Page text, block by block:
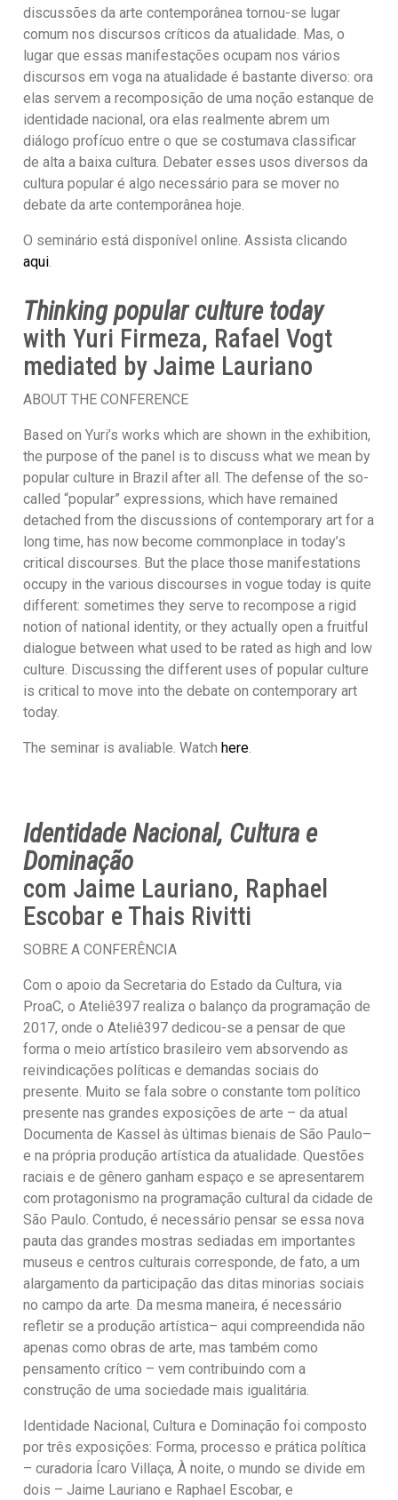
discussões da arte contemporânea tornou-se lugar
comum nos discursos críticos da atualidade. Mas, o
lugar que essas manifestações ocupam nos vários
discursos em voga na atualidade é bastante diverso: ora
elas servem a recomposição de uma noção estanque de
identidade nacional, ora elas realmente abrem um
diálogo profícuo entre o que se costumava classificar
de alta a baixa cultura. Debater esses usos diversos da
cultura popular é algo necessário para se mover no
debate da arte contemporânea hoje.
O seminário está disponível online. Assista clicando
aqui
Thinking popular culture today
with Yuri Firmeza, Rafael Vogt
mediated by Jaime Lauriano
ABOUT THE CONFERENCE
Based on Yuri’s works which are shown in the exhibition,
the purpose of the panel is to discuss what we mean by
popular culture in Brazil after all. The defense of the so-
called “popular” expressions, which have remained
detached from the discussions of contemporary art for a
long time, has now become commonplace in today’s
critical discourses. But the place those manifestations
occupy in the various discourses in vogue today is quite
different: sometimes they serve to recompose a rigid
notion of national identity, or they actually open a fruitful
dialogue between what used to be rated as high and low
culture. Discussing the different uses of popular culture
is critical to move into the debate on contemporary art
today.
The seminar is avaliable. Watch here.
Identidade Nacional, Cultura e
Dominação
com Jaime Lauriano, Raphael
Escobar e Thais Rivitti
SOBRE A CONFERÊNCIA
Com o apoio da Secretaria do Estado da Cultura, via
ProaC, o Ateliê397 realiza o balanço da programação de
2017, onde o Ateliê397 dedicou-se a pensar de que
forma o meio artístico brasileiro vem absorvendo as
reivindicações políticas e demandas sociais do
presente. Muito se fala sobre o constante tom político
presente nas grandes exposições de arte – da atual
Documenta de Kassel às últimas bienais de São Paulo–
e na própria produção artística da atualidade. Questões
raciais e de gênero ganham espaço e se apresentarem
com protagonismo na programação cultural da cidade de
São Paulo. Contudo, é necessário pensar se essa nova
pauta das grandes mostras sediadas em importantes
museus e centros culturais corresponde, de fato, a um
alargamento da participação das ditas minorias sociais
no campo da arte. Da mesma maneira, é necessário
refletir se a produção artística– aqui compreendida não
apenas como obras de arte, mas também como
pensamento crítico – vem contribuindo com a
construção de uma sociedade mais igualitária.
Identidade Nacional, Cultura e Dominação foi composto
por três exposições: Forma, processo e prática política
– curadoria Ícaro Villaça, À noite, o mundo se divide em
dois – Jaime Lauriano e Raphael Escobar, e